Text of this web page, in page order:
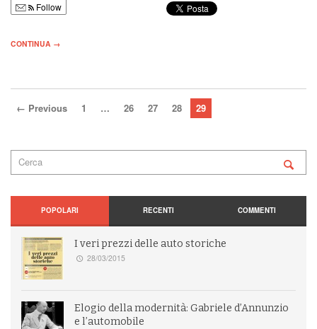
Follow
CONTINUA →
← Previous 1 … 26 27 28 29
POPOLARI RECENTI COMMENTI
I veri prezzi delle auto storiche
28/03/2015
Elogio della modernità: Gabriele d’Annunzio
e l’automobile